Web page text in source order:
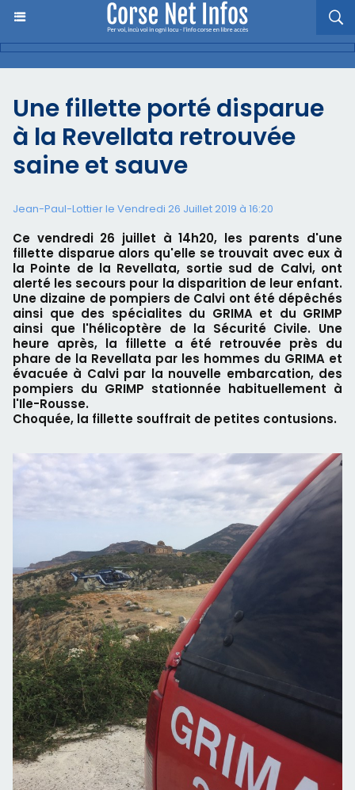
Une fillette porté disparue
à la Revellata retrouvée
saine et sauve
Jean-Paul-Lottier le Vendredi 26 Juillet 2019 à 16:20
Ce vendredi 26 juillet à 14h20, les parents d'une
fillette disparue alors qu'elle se trouvait avec eux à
la Pointe de la Revellata, sortie sud de Calvi, ont
alerté les secours pour la disparition de leur enfant.
Une dizaine de pompiers de Calvi ont été dépêchés
ainsi que des spécialites du GRIMA et du GRIMP
ainsi que l'hélicoptère de la Sécurité Civile. Une
heure après, la fillette a été retrouvée près du
phare de la Revellata par les hommes du GRIMA et
évacuée à Calvi par la nouvelle embarcation, des
pompiers du GRIMP stationnée habituellement à
l'Ile-Rousse.
Choquée, la fillette souffrait de petites contusions.